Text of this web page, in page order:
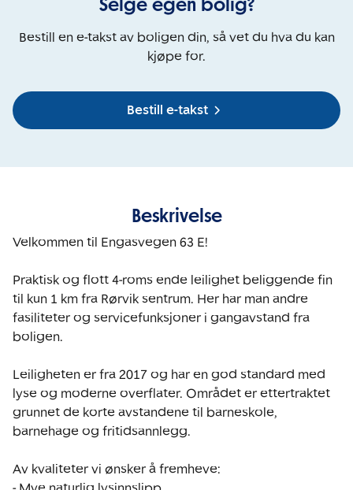
Bestill en e-takst av boligen din, så vet du hva du kan
kjøpe for.
Bestill e-takst
Beskrivelse
Velkommen til Engasvegen 63 E!
Praktisk og flott 4-roms ende leilighet beliggende fin
til kun 1 km fra Rørvik sentrum. Her har man andre
fasiliteter og servicefunksjoner i gangavstand fra
boligen.
Leiligheten er fra 2017 og har en god standard med
lyse og moderne overflater. Området er ettertraktet
grunnet de korte avstandene til barneskole,
barnehage og fritidsannlegg.
Av kvaliteter vi ønsker å fremheve: